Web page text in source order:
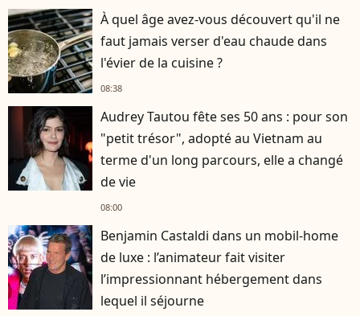
À quel âge avez-vous découvert qu'il ne
faut jamais verser d'eau chaude dans
l'évier de la cuisine ?
08:38
Audrey Tautou fête ses 50 ans : pour son
"petit trésor", adopté au Vietnam au
terme d'un long parcours, elle a changé
de vie
08:00
Benjamin Castaldi dans un mobil-home
de luxe : l’animateur fait visiter
l’impressionnant hébergement dans
lequel il séjourne